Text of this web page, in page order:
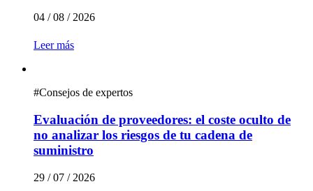
04 / 08 / 2026
Leer más
#Consejos de expertos
Evaluación de proveedores: el coste oculto de
no analizar los riesgos de tu cadena de
suministro
29 / 07 / 2026